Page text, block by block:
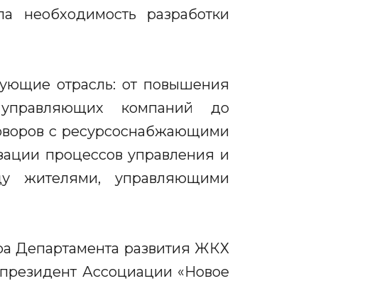
разработки
отрасль: от повышения
компаний до
с ресурсоснабжающими
процессов управления и
жителями, управляющими
Департамента развития ЖКХ
Ассоциации «Новое